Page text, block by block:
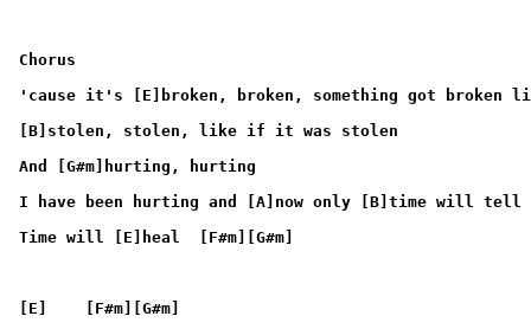
Chorus
'cause it's [E]broken, broken, something got broken
[B]stolen, stolen, like if it was stolen
And [G#m]hurting, hurting
I have been hurting and [A]now only [B]time will tell
Time will [E]heal  [F#m][G#m]
[E]    [F#m][G#m]